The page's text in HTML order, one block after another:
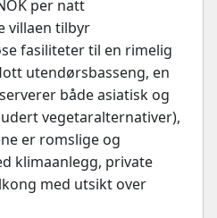
per natt
villaen tilbyr
fasiliteter til en rimelig
utendørsbasseng, en
både asiatisk og
vegetaralternativer),
er romslige og
klimaanlegg, private
med utsikt over